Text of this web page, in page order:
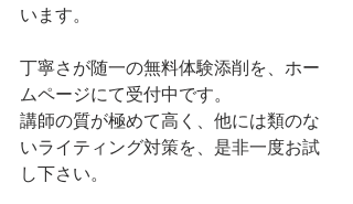
います。
丁寧さが随一の無料体験添削を、ホー
ムページにて受付中です。
講師の質が極めて高く、他には類のな
いライティング対策を、是非一度お試
し下さい。